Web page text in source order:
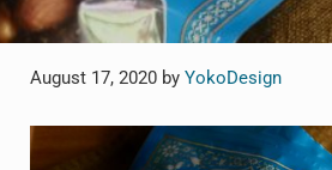
August 17, 2020 by YokoDesign